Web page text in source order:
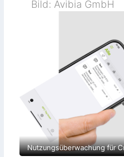
e
n
i
k
Bild: Avibia GmbH
Nutzungsüberwachung für